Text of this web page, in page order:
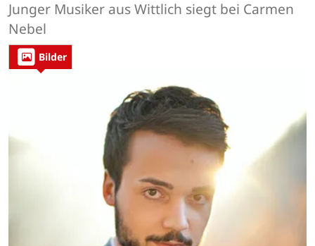
Junger Musiker aus Wittlich siegt bei Carmen
Nebel
Bilder